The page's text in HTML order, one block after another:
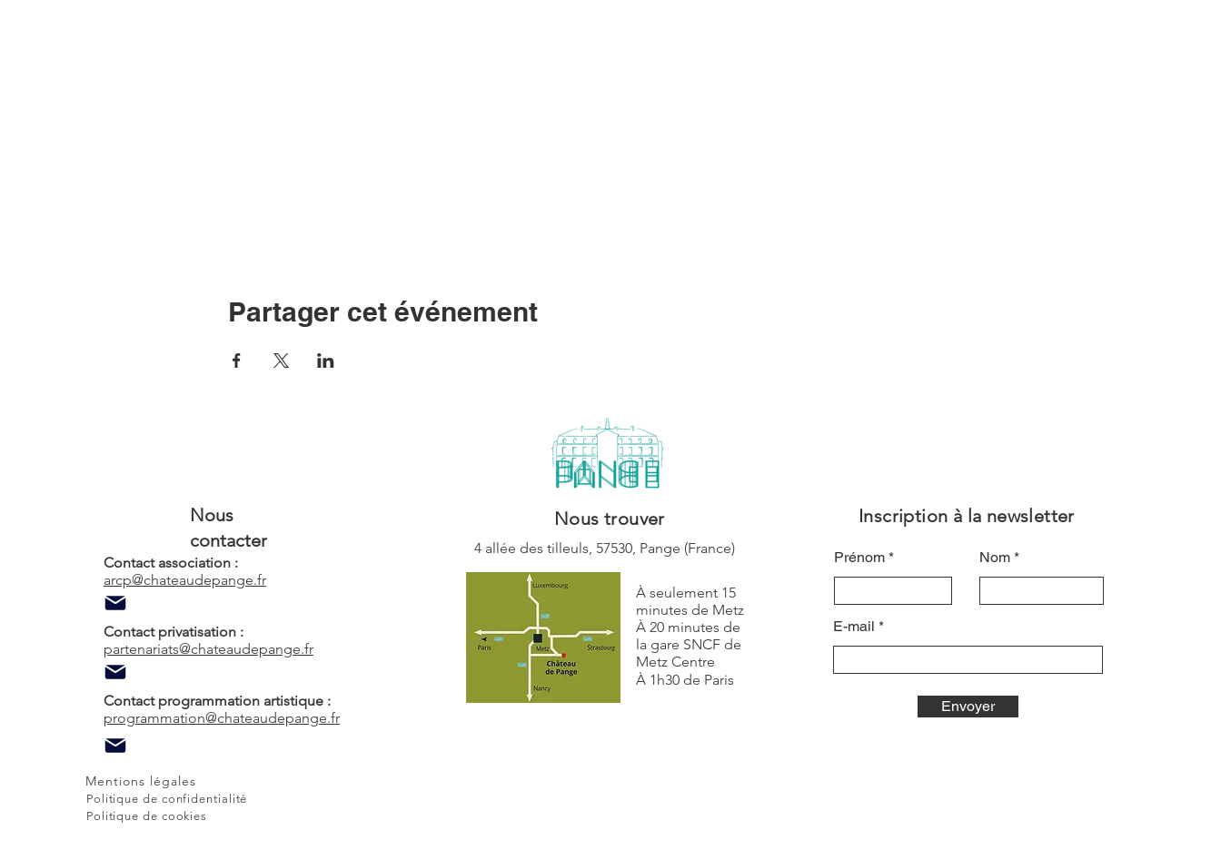
Partager cet événement
Nous
contacter
Contact association :
arcp@chateaudepange.fr
Contact privatisation :
partenariats@chateaudepange.fr
Contact programmation artistique :
programmation@chateaudepange.fr
Mentions légales
Politique de confidentialité
Politique de cookies
Nous trouver
4 allée des tilleuls, 57530, Pange (France)
À seulement 15
minutes de Metz
À 20 minutes de
la gare SNCF de
Metz Centre
À 1h30 de Paris
Inscription à la newsletter
Prénom Nom
E-mail
Envoyer